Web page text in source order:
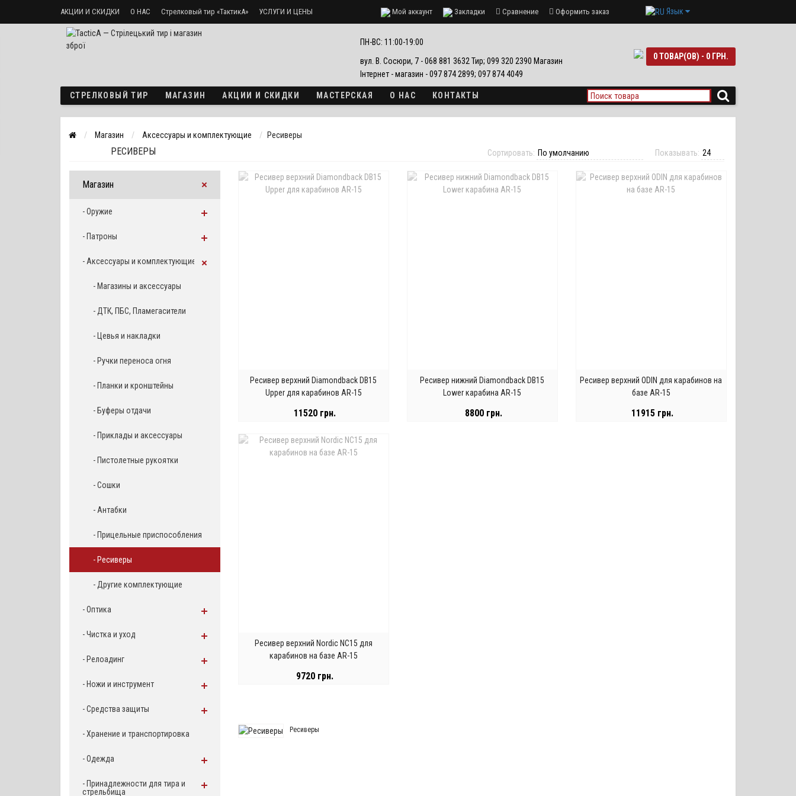
АКЦИИ И СКИДКИ О НАС Стрелковый тир «ТактикА» УСЛУГИ И ЦЕНЫ
Доставка и оплата Политика безопасности
Мой аккаунт Закладки Сравнение Оформить заказ Язык
ПН-ВС: 11:00-19:00
вул. В. Сосюри, 7 - 068 881 3632 Тир; 099 320 2390 Магазин
Інтернет - магазин - 097 874 2899; 097 874 4049
0 ТОВАР(ОВ) - 0 ГРН.
СТРЕЛКОВЫЙ ТИР МАГАЗИН АКЦИИ И СКИДКИ МАСТЕРСКАЯ О НАС КОНТАКТЫ
Магазин Аксессуары и комплектующие Ресиверы
РЕСИВЕРЫ Показывать:
Сортировать:
Магазин
- Оружие
- Патроны
- Аксессуары и комплектующие
- Магазины и аксессуары
- ДТК, ПБС, Пламегасители
- Цевья и накладки
- Ручки переноса огня
- Планки и кронштейны
- Буферы отдачи
- Приклады и аксессуары
- Пистолетные рукоятки
- Сошки
- Антабки
- Прицельные приспособления
- Ресиверы
- Другие комплектующие
- Оптика
- Чистка и уход
- Релоадинг
- Ножи и инструмент
- Средства защиты
- Хранение и транспортировка
- Одежда
- Принадлежности для тира и
стрельбища
Ресивер верхний Diamondback DB15
Upper для карабинов AR-15
11520 грн.
ЗАКОНЧИЛСЯ
Ресивер нижний Diamondback DB15
Lower карабина AR-15
8800 грн.
Ресивер верхний ODIN для карабинов на
базе AR-15
11915 грн.
Ресивер верхний Nordic NC15 для
карабинов на базе AR-15
9720 грн.
Ресиверы